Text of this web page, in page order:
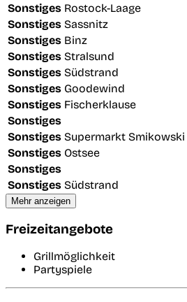
Sonstiges Rostock-Laage
Sonstiges Sassnitz
Sonstiges Binz
Sonstiges Stralsund
Sonstiges Südstrand
Sonstiges Goodewind
Sonstiges Fischerklause
Sonstiges
Sonstiges Supermarkt Smikowski
Sonstiges Ostsee
Sonstiges
Sonstiges Südstrand
Mehr anzeigen
Freizeitangebote
Grillmöglichkeit
Partyspiele